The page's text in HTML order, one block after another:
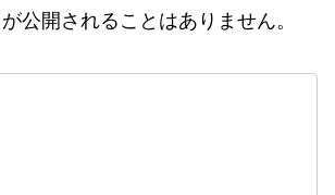
公開されることはありません。